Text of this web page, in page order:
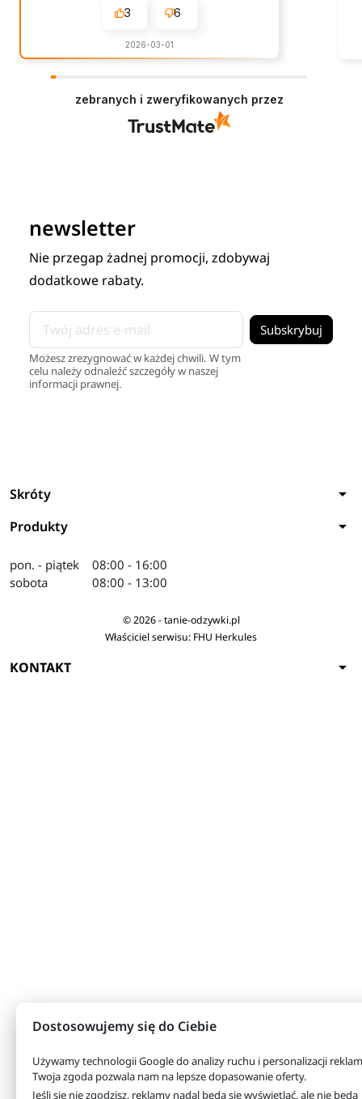
3 6
2026-03-01
zebranych i zweryfikowanych przez
newsletter
Nie przegap żadnej promocji, zdobywaj
dodatkowe rabaty.
Możesz zrezygnować w każdej chwili. W tym
celu należy odnaleźć szczegóły w naszej
informacji prawnej.
Skróty arrow_drop_down
Produkty arrow_drop_down
pon. - piątek
sobota
08:00 - 16:00
08:00 - 13:00
© 2026 - tanie-odzywki.pl
Właściciel serwisu: FHU Herkules
KONTAKT arrow_drop_down
Dostosowujemy się do Ciebie
Używamy technologii Google do analizy ruchu i personalizacji
Twoja zgoda pozwala nam na lepsze dopasowanie oferty.
Jeśli się nie zgodzisz, reklamy nadal będą się wyświetlać, ale nie będą